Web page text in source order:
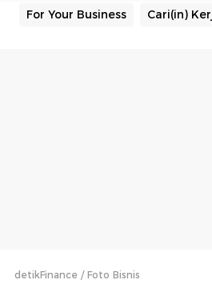
For Your Business Cari(in)
detikFinance Foto Bisnis